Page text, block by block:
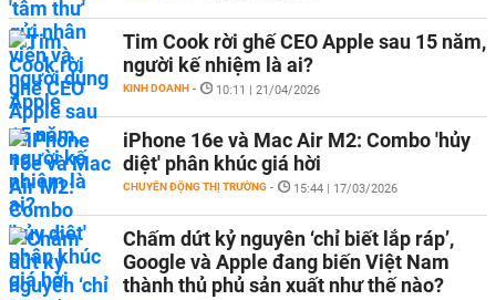
Tim Cook rời ghế CEO Apple sau 15 năm,
người kế nhiệm là ai?
KINH DOANH - 10:11 | 21/04/2026
iPhone 16e và Mac Air M2: Combo 'hủy
diệt' phân khúc giá hời
CHUYỂN ĐỘNG THỊ TRƯỜNG - 15:44 | 17/03/2026
Chấm dứt kỷ nguyên ‘chỉ biết lắp ráp’,
Google và Apple đang biến Việt Nam
thành thủ phủ sản xuất như thế nào?